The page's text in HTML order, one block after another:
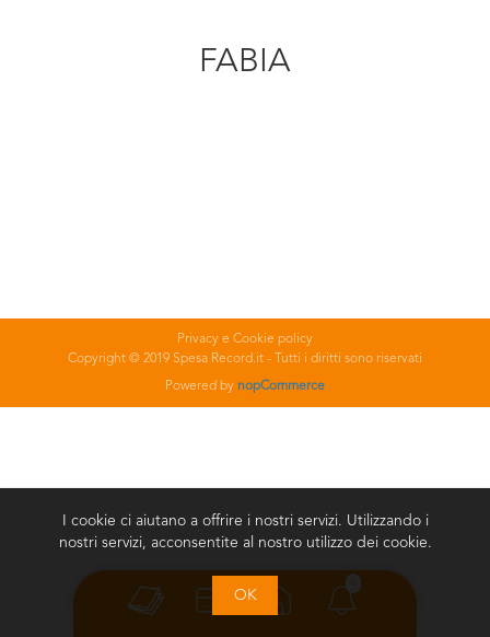
FABIA
Privacy e Cookie policy
Copyright © 2019 Spesa Record.it - Tutti i diritti sono riservati
Powered by nopCommerce
I cookie ci aiutano a offrire i nostri servizi. Utilizzando i
nostri servizi, acconsentite al nostro utilizzo dei cookie.
OK